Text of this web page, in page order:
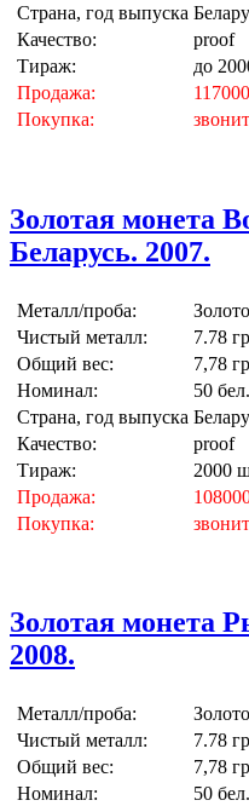
Страна, год выпуска
Качество:
proof
Тираж:
до
Продажа:
Покупка:
Золотая монета
Беларусь. 2007.
Металл/проба:
Чистый металл:
7.78
Общий вес:
7,78
Номинал:
50
Страна, год выпуска
Качество:
proof
Тираж:
2000
Продажа:
Покупка:
Золотая монета
2008.
Металл/проба:
Чистый металл:
7.78
Общий вес:
7,78
Номинал:
50